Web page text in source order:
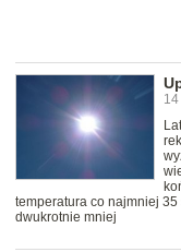
temperatura co najmniej
dwukrotnie mniej